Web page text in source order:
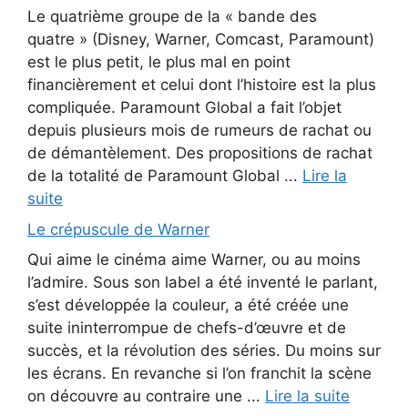
Le quatrième groupe de la « bande des
quatre » (Disney, Warner, Comcast, Paramount)
est le plus petit, le plus mal en point
financièrement et celui dont l’histoire est la plus
compliquée. Paramount Global a fait l’objet
depuis plusieurs mois de rumeurs de rachat ou
de démantèlement. Des propositions de rachat
de la totalité de Paramount Global ... Lire la
suite
Le crépuscule de Warner
Qui aime le cinéma aime Warner, ou au moins
l’admire. Sous son label a été inventé le parlant,
s’est développée la couleur, a été créée une
suite ininterrompue de chefs-d’œuvre et de
succès, et la révolution des séries. Du moins sur
les écrans. En revanche si l’on franchit la scène
on découvre au contraire une ... Lire la suite